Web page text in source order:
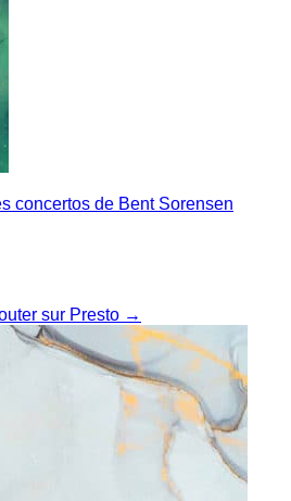
concertos de Bent Sorensen
sur Presto →